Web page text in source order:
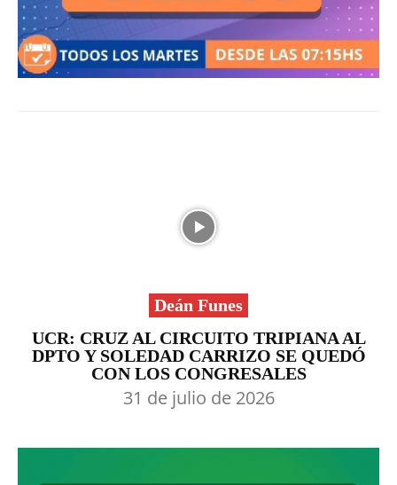
Deán Funes
UCR: CRUZ AL CIRCUITO TRIPIANA AL
DPTO Y SOLEDAD CARRIZO SE QUEDÓ
CON LOS CONGRESALES
31 de julio de 2026